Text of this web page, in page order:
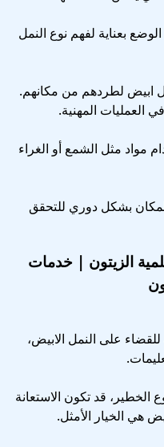
بعناية لفهم نوع النمل
ابيض لطردهم من مكانهم.
العمليات المهنية.
مواد مثل الشمع أو الغراء
المكان بشكل دوري للتحقق
الزيتون | خدمات
على النمل الابيض،
الخطير، قد تكون الاستعانة
هي الخيار الأمثل.